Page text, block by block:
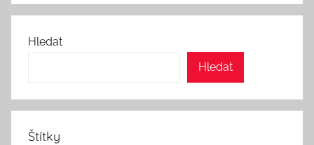
d
k
Hledat
Hledat
Štítky